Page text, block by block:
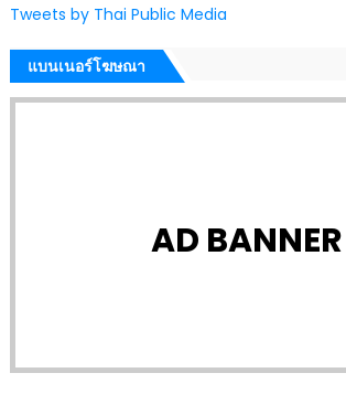
Tweets by Thai Public Media
แบนเนอร์โฆษณา
AD BANNER